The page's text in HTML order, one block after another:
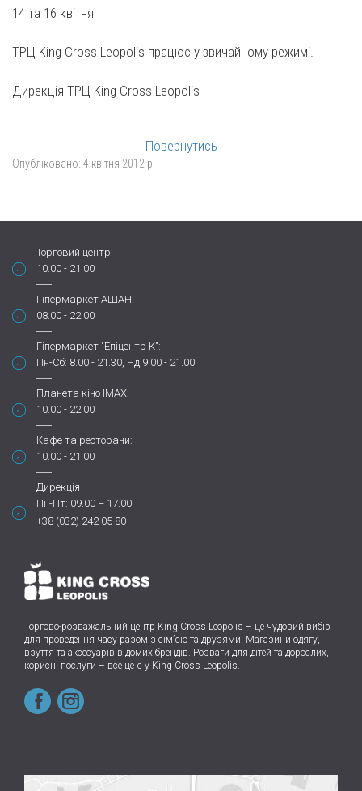
14 та 16 квітня
ТРЦ King Cross Leopolis працює у звичайному режимі.
Дирекція ТРЦ King Cross Leopolis
Повернутись
Опубліковано: 4 квітня 2012 р.
Торговий центр:
10.00 - 21.00
Гіпермаркет АШАН:
08.00 - 22.00
Гіпермаркет "Епіцентр К":
Пн-Сб: 8.00 - 21.30, Нд 9.00 - 21.00
Планета кіно IMAX:
10.00 - 22.00
Кафе та ресторани:
10.00 - 21.00
Дирекція
Пн-Пт: 09.00 – 17.00
+38 (032) 242 05 80
Торгово-розважальний центр King Cross Leopolis – це чудовий вибір
для проведення часу разом з сім’єю та друзями. Магазини одягу,
взуття та аксесуарів відомих брендів. Розваги для дітей та дорослих,
корисні послуги – все це є у King Cross Leopolis.